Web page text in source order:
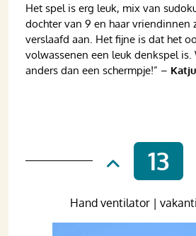
Het spel is erg leuk, mix van
dochter van 9 en haar vriendinnen
verslaafd aan. Het fijne is dat het
volwassenen een leuk denkspel is.
anders dan een schermpje!” –
13
Hand ventilator |